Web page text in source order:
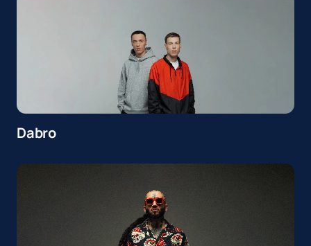
Dabro